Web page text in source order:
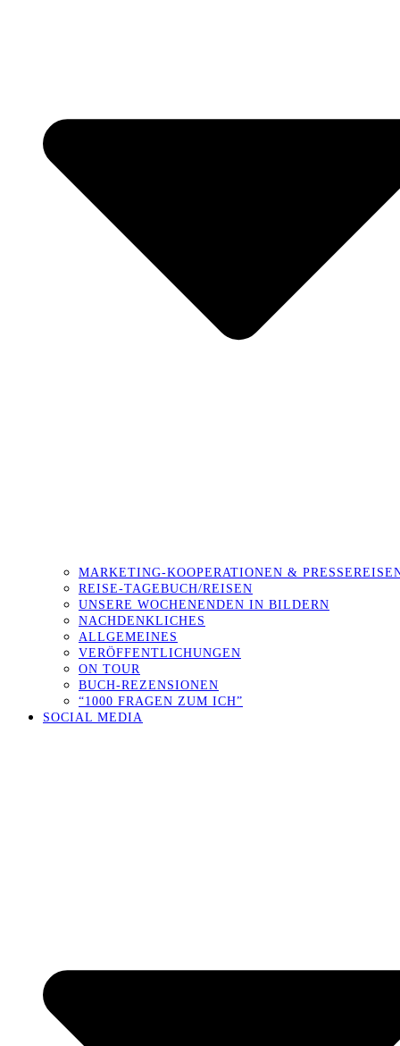
MARKETING-KOOPERATIONEN &
REISE-TAGEBUCH/REISEN
UNSERE WOCHENENDEN IN BILDERN
NACHDENKLICHES
ALLGEMEINES
VERÖFFENTLICHUNGEN
ON TOUR
BUCH-REZENSIONEN
“1000 FRAGEN ZUM ICH”
SOCIAL MEDIA